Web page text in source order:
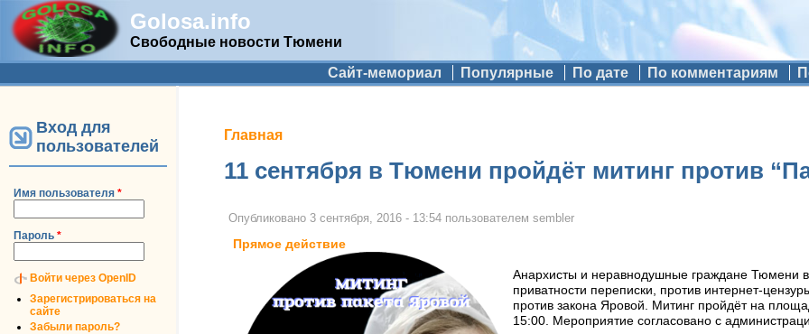
Golosa.info
Свободные новости Тюмени
Дополнительное меню Сайт-мемориал Популярные По дате По комментариям
Вход для
пользователей
Имя пользователя *
Пароль *
Войти через OpenID
Зарегистрироваться на
сайте
Забыли пароль?
Вы здесь
Главная
11 сентября в Тюмени пройдёт митинг против
Опубликовано 3 сентября, 2016 - 13:54 пользователем sembler
Прямое действие
Анархисты и неравнодушные граждане Тюмени
приватности переписки, против интернет-
против закона Яровой. Митинг пройдёт на
15:00. Мероприятие согласовано с